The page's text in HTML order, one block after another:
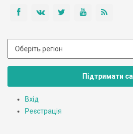
Підтримати
Вхід
Реєстрація